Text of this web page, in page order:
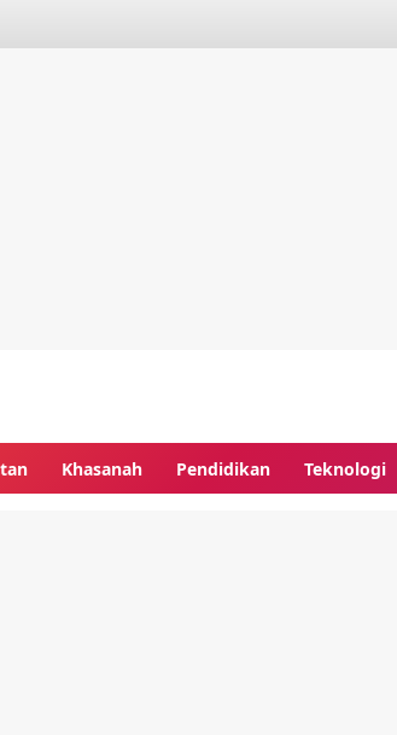
Khasanah Pendidikan Teknologi